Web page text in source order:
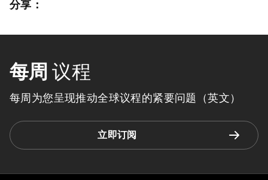
分享：
每周 议程
每周为您呈现推动全球议程的紧要问题（英文）
立即订阅